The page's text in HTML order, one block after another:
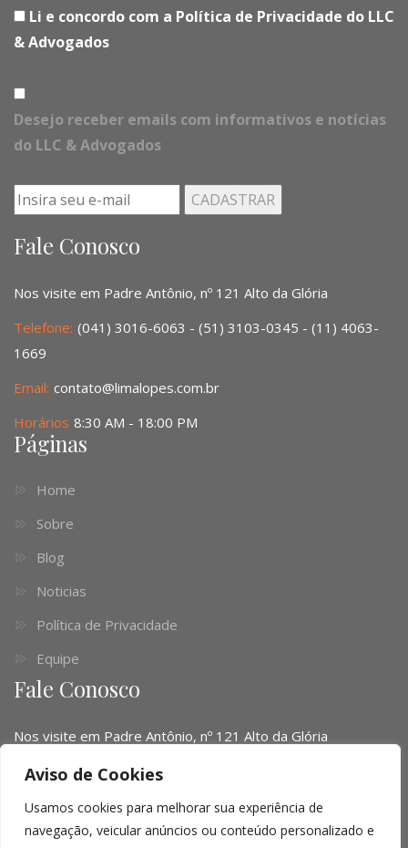
Aviso de Cookies
Usamos cookies para melhorar sua experiência de
navegação, veicular anúncios ou conteúdo personalizado e
Li e concordo com a Política de Privacidade do LLC
& Advogados
Desejo receber emails com informativos e notícias
do LLC & Advogados
Fale Conosco
Nos visite em Padre Antônio, nº 121 Alto da Glória
Telefone: (041) 3016-6063 - (51) 3103-0345 - (11) 4063-
1669
Email: contato@limalopes.com.br
Horários 8:30 AM - 18:00 PM
Páginas
Home
Sobre
Blog
Noticias
Política de Privacidade
Equipe
Fale Conosco
Nos visite em Padre Antônio, nº 121 Alto da Glória
Telefone: (041) 3016-6063 - (51) 3103-0345 - (11) 4063-
Email: contato@limalopes.com.br